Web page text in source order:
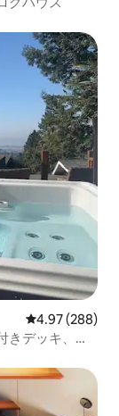
レビュー288
4.97 (288)
きデッキ、豪